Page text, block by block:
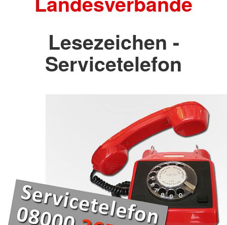
Lesezeichen -
Servicetelefon